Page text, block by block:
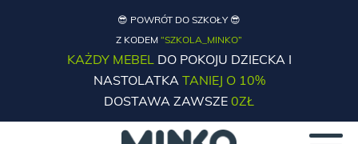
😎 POWRÓT DO SZKOŁY 😎
Z KODEM “SZKOLA_MINKO”
KAŻDY MEBELDO POKOJU DZIECKA I
NASTOLATKATANIEJ O 10%
DOSTAWA ZAWSZE 0ZŁ